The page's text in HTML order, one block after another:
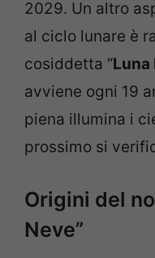
2029. Un altro
al ciclo lunare è
cosiddetta “Luna
avviene ogni 19
piena illumina i
prossimo si
Origini del
Neve”